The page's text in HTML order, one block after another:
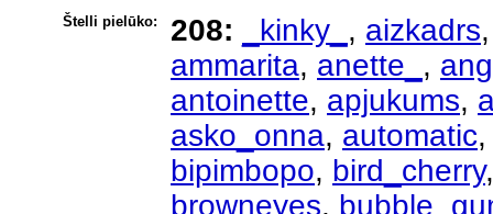
Štelli pielūko: 208: _kinky_ , aizkadrs
ammarita, anette_ ,
antoinette, apjukums,
asko_onna, automatic
bipimbopo, bird_cherry
browneyes,